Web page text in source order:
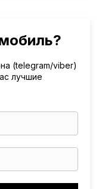
(telegram/viber)
лучшие